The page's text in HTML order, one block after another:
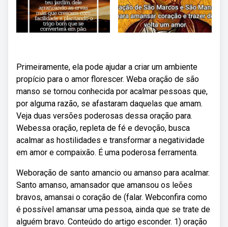
Primeiramente, ela pode ajudar a criar um ambiente
propício para o amor florescer. Weba oração de são
manso se tornou conhecida por acalmar pessoas que,
por alguma razão, se afastaram daquelas que amam.
Veja duas versões poderosas dessa oração para.
Webessa oração, repleta de fé e devoção, busca
acalmar as hostilidades e transformar a negatividade
em amor e compaixão. É uma poderosa ferramenta.
Weboração de santo amancio ou amanso para acalmar.
Santo amanso, amansador que amansou os leões
bravos, amansai o coração de (falar. Webconfira como
é possível amansar uma pessoa, ainda que se trate de
alguém bravo. Conteúdo do artigo esconder. 1) oração